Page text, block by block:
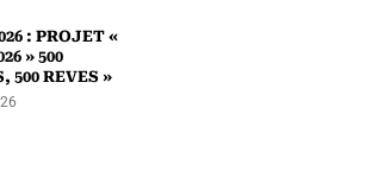
: PROJET «
» 500
500 REVES »